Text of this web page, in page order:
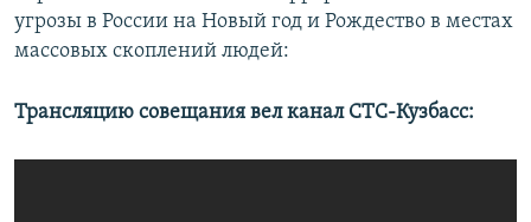
угрозы в России на Новый год и Рождество в местах
массовых скоплений людей:
Трансляцию совещания вел канал СТС-Кузбасс: